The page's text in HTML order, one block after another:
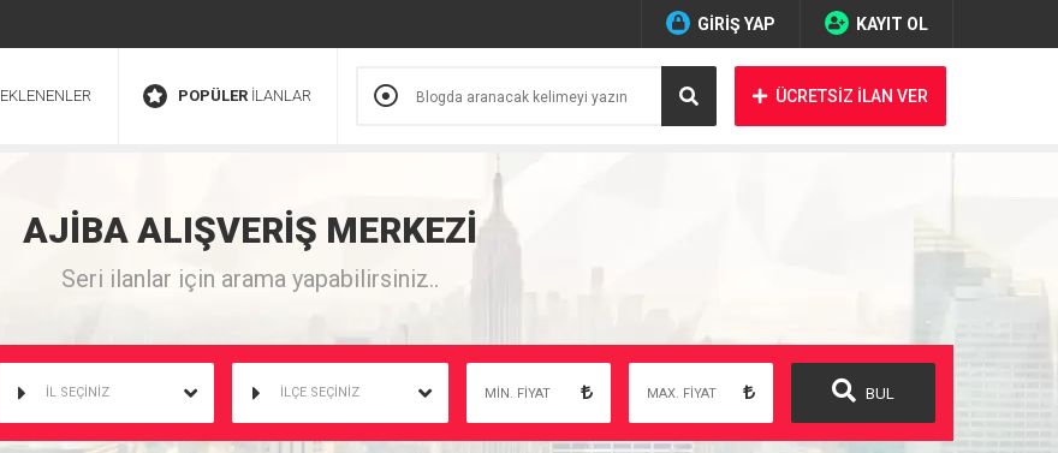
GİRİŞ YAP KAYIT OL
EKLENENLER POPÜLERİLANLAR ÜCRETSİZ İLAN VER
AJİBA ALIŞVERİŞ MERKEZİ
Seri ilanlar için arama yapabilirsiniz..
İL SEÇİNİZ İLÇE SEÇİNİZ BUL